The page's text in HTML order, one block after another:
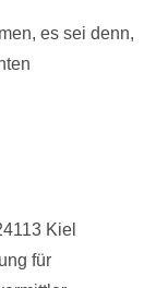
es sei denn,
Kiel
für